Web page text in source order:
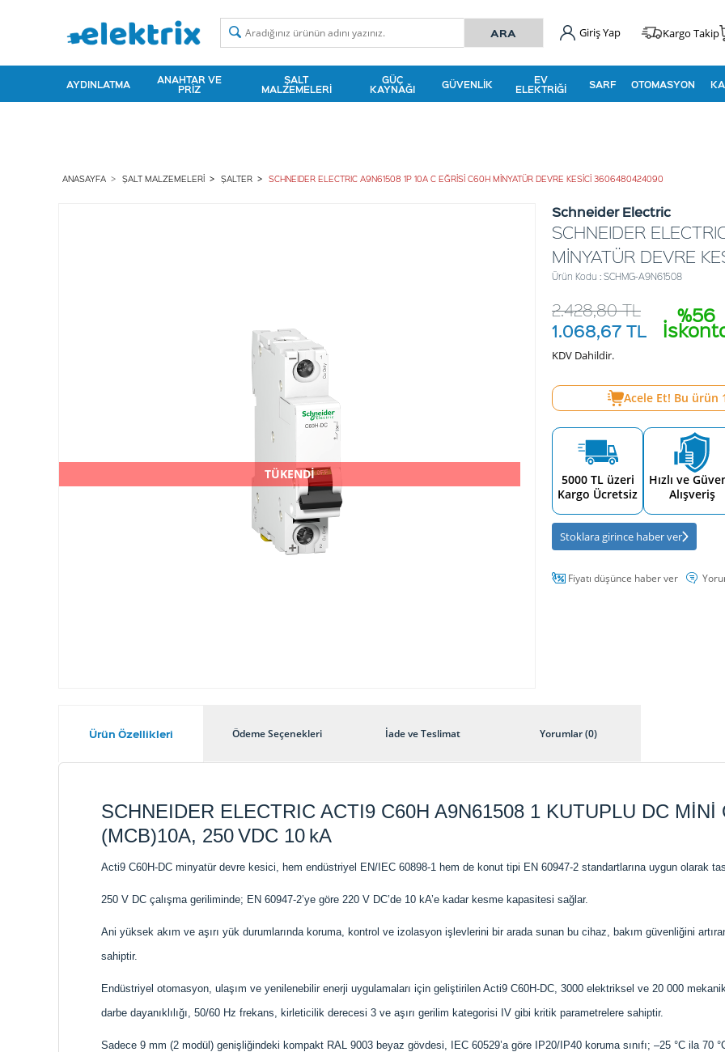
Giriş Yap Kargo Takip
AYDINLATMA ANAHTAR VE
PRIZ
ŞALT
MALZEMELERI
GÜÇ
KAYNAĞI GÜVENLIK EV
ELEKTRIĞI SARF OTOMASYON
ANASAYFA ŞALT MALZEMELERI ŞALTER SCHNEIDER ELECTRIC A9N61508 1P 10A C EĞRİSİ C60H MİNYATÜR DEVRE KESİCİ 3606480424090
TÜKENDİ
Schneider Electric
SCHNEIDER
MİNYATÜR DEVRE
Ürün Kodu : SCHMG-A9N61508
%56
2.428,80TL
1.068,67 TL
KDV Dahildir.
Acele Et! Bu ürün
5000 TL üzeri
Kargo Ücretsiz
Hızlı ve
Alışveriş
Stoklara girince haber ver
Fiyatı düşünce haber ver
Ürün Özellikleri Ödeme Seçenekleri İade ve Teslimat Yorumlar (0)
SCHNEIDER ELECTRIC ACTI9 C60H A9N61508 1 KUTUPLU DC
(MCB)10A, 250 VDC 10 kA
Acti9 C60H-DC minyatür devre kesici, hem endüstriyel EN/IEC 60898-1 hem de konut tipi EN 60947-2 standartlarına uygun olarak
250 V DC çalışma geriliminde; EN 60947-2’ye göre 220 V DC’de 10 kA’e kadar kesme kapasitesi sağlar.
Ani yüksek akım ve aşırı yük durumlarında koruma, kontrol ve izolasyon işlevlerini bir arada sunan bu cihaz, bakım güvenliğini
sahiptir.
Endüstriyel otomasyon, ulaşım ve yenilenebilir enerji uygulamaları için geliştirilen Acti9 C60H-DC, 3000 elektriksel ve 20 000
darbe dayanıklılığı, 50/60 Hz frekans, kirleticilik derecesi 3 ve aşırı gerilim kategorisi IV gibi kritik parametrelere sahiptir.
Sadece 9 mm (2 modül) genişliğindeki kompakt RAL 9003 beyaz gövdesi, IEC 60529’a göre IP20/IP40 koruma sınıfı; –25 °C ila 70